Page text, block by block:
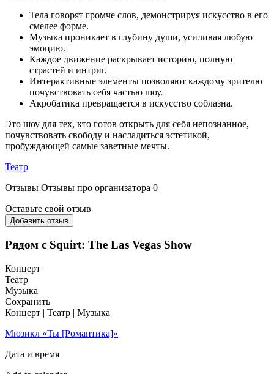
Тела говорят громче слов, демонстрируя искусство в его
смелее форме.
Музыка проникает в глубину души, усиливая любую
эмоцию.
Каждое движение раскрывает историю, полную
страстей и интриг.
Интерактивные элементы позволяют каждому зрителю
почувствовать себя частью шоу.
Акробатика превращается в искусство соблазна.
Это шоу для тех, кто готов открыть для себя непознанное,
почувствовать свободу и насладиться эстетикой,
пробуждающей самые заветные мечты.
Театр
Отзывы Отзывы про организатора 0
Оставьте свой отзыв
Добавить отзыв
Рядом с Squirt: The Las Vegas Show
Концерт
Театр
Музыка
Сохранить
Концерт | Театр | Музыка
Мюзикл «Ты [Романтика]»
Дата и время